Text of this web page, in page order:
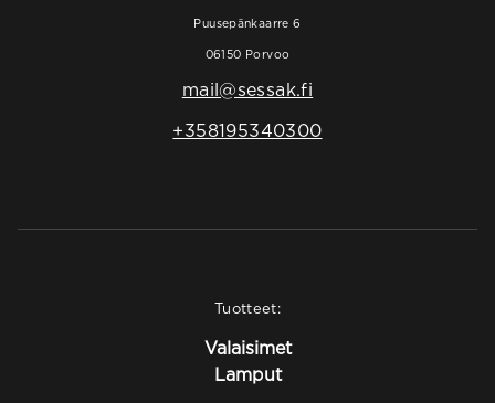
Puusepänkaarre 6
06150 Porvoo
mail@sessak.fi
+358195340300
Tuotteet:
Valaisimet
Lamput